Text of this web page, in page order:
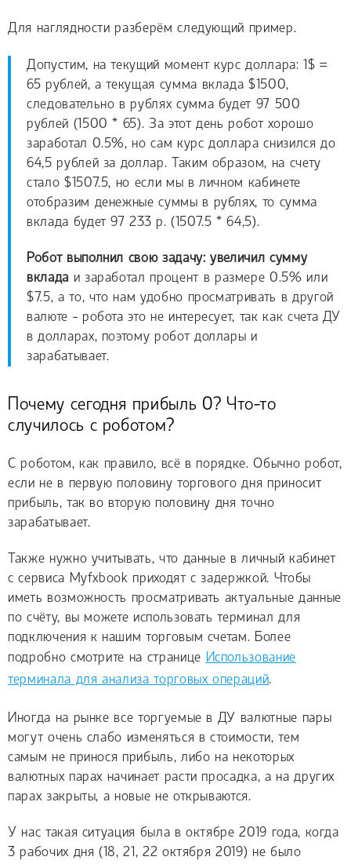
Для наглядности разберём следующий пример.
Допустим, на текущий момент курс доллара: 1$ =
65 рублей, а текущая сумма вклада $1500,
следовательно в рублях сумма будет 97 500
рублей (1500 * 65). За этот день робот хорошо
заработал 0.5%, но сам курс доллара снизился до
64,5 рублей за доллар. Таким образом, на счету
стало $1507.5, но если мы в личном кабинете
отобразим денежные суммы в рублях, то сумма
вклада будет 97 233 р. (1507.5 * 64,5).
Робот выполнил свою задачу: увеличил сумму
вклада и заработал процент в размере 0.5% или
$7.5, а то, что нам удобно просматривать в другой
валюте - робота это не интересует, так как счета ДУ
в долларах, поэтому робот доллары и
зарабатывает.
Почему сегодня прибыль 0? Что-то
случилось с роботом?
С роботом, как правило, всё в порядке. Обычно робот,
если не в первую половину торгового дня приносит
прибыль, так во вторую половину дня точно
зарабатывает.
Также нужно учитывать, что данные в личный кабинет
с сервиса Myfxbook приходят с задержкой. Чтобы
иметь возможность просматривать актуальные данные
по счёту, вы можете использовать терминал для
подключения к нашим торговым счетам. Более
подробно смотрите на странице Использование
терминала для анализа торговых операций.
Иногда на рынке все торгуемые в ДУ валютные пары
могут очень слабо изменяться в стоимости, тем
самым не принося прибыль, либо на некоторых
валютных парах начинает расти просадка, а на других
парах закрыты, а новые не открываются.
У нас такая ситуация была в октябре 2019 года, когда
3 рабочих дня (18, 21, 22 октября 2019) не было